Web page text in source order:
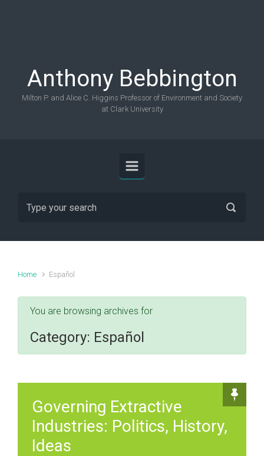
Anthony Bebbington
Milton P. and Alice C. Higgins Professor of Environment and Society
at Clark University
Home Español
You are browsing archives for
Category: Español
Governing Extractive
Industries: Politics, History,
Ideas